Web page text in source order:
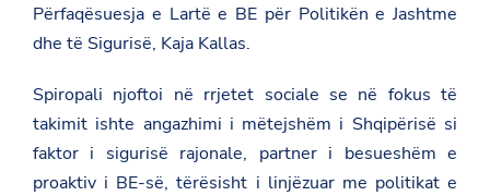
Përfaqësuesja e Lartë e BE për Politikën e Jashtme
dhe të Sigurisë, Kaja Kallas.
Spiropali njoftoi në rrjetet sociale se në fokus të
takimit ishte angazhimi i mëtejshëm i Shqipërisë si
faktor i sigurisë rajonale, partner i besueshëm e
proaktiv i BE-së, tërësisht i linjëzuar me politikat e